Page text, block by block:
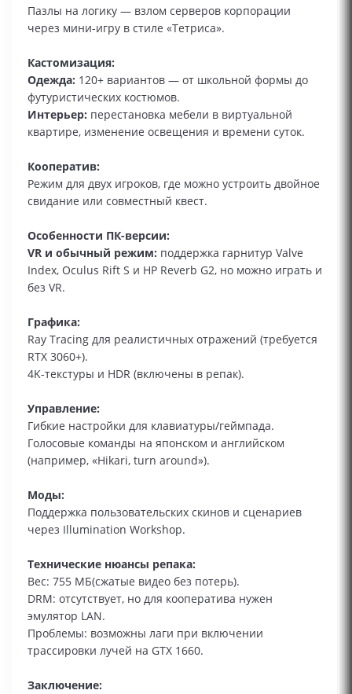
Пазлы на логику — взлом серверов корпорации
через мини-игру в стиле «Тетриса».
Кастомизация:
Одежда: 120+ вариантов — от школьной формы до
футуристических костюмов.
Интерьер: перестановка мебели в виртуальной
квартире, изменение освещения и времени суток.
Кооператив:
Режим для двух игроков, где можно устроить двойное
свидание или совместный квест.
Особенности ПК-версии:
VR и обычный режим: поддержка гарнитур Valve
Index, Oculus Rift S и HP Reverb G2, но можно играть и
без VR.
Графика:
Ray Tracing для реалистичных отражений (требуется
RTX 3060+).
4K-текстуры и HDR (включены в репак).
Управление:
Гибкие настройки для клавиатуры/геймпада.
Голосовые команды на японском и английском
(например, «Hikari, turn around»).
Моды:
Поддержка пользовательских скинов и сценариев
через Illumination Workshop.
Технические нюансы репака:
Вес: 755 МБ(сжатые видео без потерь).
DRM: отсутствует, но для кооператива нужен
эмулятор LAN.
Проблемы: возможны лаги при включении
трассировки лучей на GTX 1660.
Заключение: